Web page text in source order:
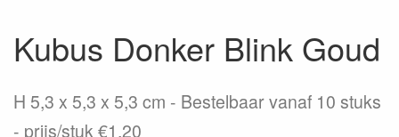
Kubus Donker Blink Goud
H 5,3 x 5,3 x 5,3 cm - Bestelbaar vanaf 10 stuks
- prijs/stuk €1,20